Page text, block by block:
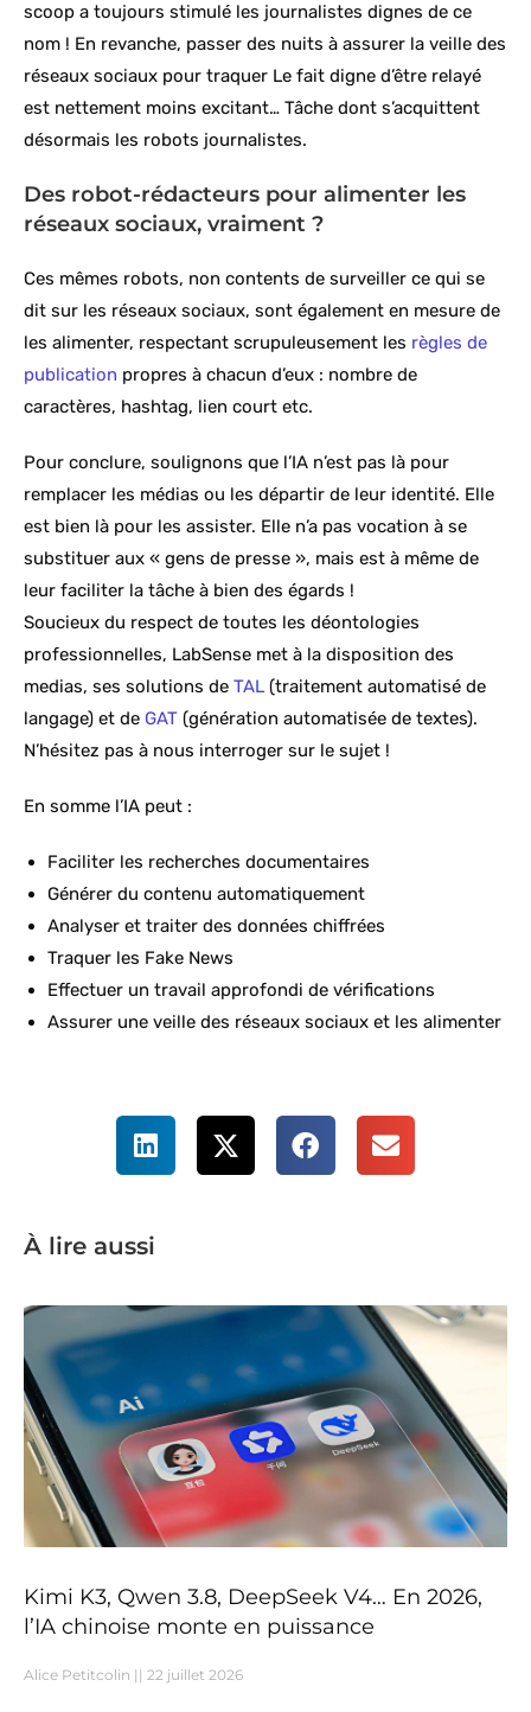
scoop a toujours stimulé les journalistes dignes de ce
nom ! En revanche, passer des nuits à assurer la veille des
réseaux sociaux pour traquer Le fait digne d’être relayé
est nettement moins excitant… Tâche dont s’acquittent
désormais les robots journalistes.
Des robot-rédacteurs pour alimenter les
réseaux sociaux, vraiment ?
Ces mêmes robots, non contents de surveiller ce qui se
dit sur les réseaux sociaux, sont également en mesure de
les alimenter, respectant scrupuleusement les règles de
publication propres à chacun d’eux : nombre de
caractères, hashtag, lien court etc.
Pour conclure, soulignons que l’IA n’est pas là pour
remplacer les médias ou les départir de leur identité. Elle
est bien là pour les assister. Elle n’a pas vocation à se
substituer aux « gens de presse », mais est à même de
leur faciliter la tâche à bien des égards !
Soucieux du respect de toutes les déontologies
professionnelles, LabSense met à la disposition des
medias, ses solutions de TAL (traitement automatisé de
langage) et de GAT (génération automatisée de textes).
N’hésitez pas à nous interroger sur le sujet !
En somme l’IA peut :
Faciliter les recherches documentaires
Générer du contenu automatiquement
Analyser et traiter des données chiffrées
Traquer les Fake News
Effectuer un travail approfondi de vérifications
Assurer une veille des réseaux sociaux et les alimenter
À lire aussi
Kimi K3, Qwen 3.8, DeepSeek V4… En 2026,
l’IA chinoise monte en puissance
Alice Petitcolin 22 juillet 2026